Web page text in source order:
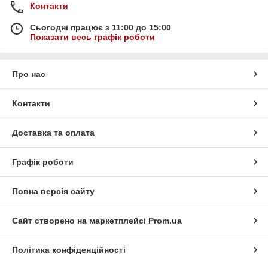
Контакти
Сьогодні працює з 11:00 до 15:00
Показати весь графік роботи
Про нас
Контакти
Доставка та оплата
Графік роботи
Повна версія сайту
Сайт створено на маркетплейсі Prom.ua
Політика конфіденційності